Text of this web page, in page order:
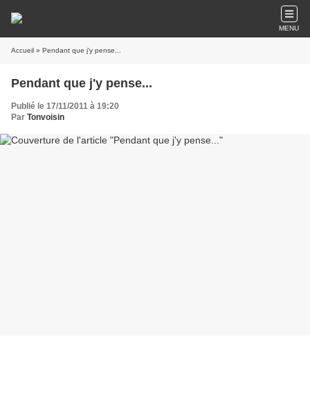
MENU
Accueil » Pendant que j'y pense...
Pendant que j'y pense...
Publié le 17/11/2011 à 19:20
Par Tonvoisin